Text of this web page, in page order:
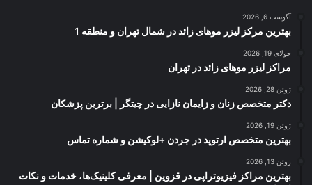
آگوست 6, 2026
بهترین مرکز لیزر موهای زائد در شمال تهران و منطقه 1
جولای 19, 2026
مراکز لیزر موهای زائد در تهران
ژوئن 28, 2026
دکتر متخصص زنان و زایمان نازایی در چیتگر | برترین پزشکان
ژوئن 19, 2026
بهترین متخصص ارتوپد در جردن +لوکیشن و شماره تماس
ژوئن 13, 2026
بهترین مراکز فیزیوتراپی در قزوین | معرفی کلینیک‌ها، خدمات و نکات